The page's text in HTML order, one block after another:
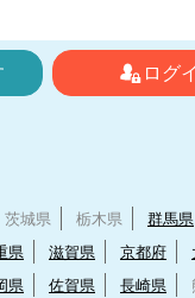
ログ
茨城県 栃木県 群馬県
県 滋賀県 京都府
県 佐賀県 長崎県